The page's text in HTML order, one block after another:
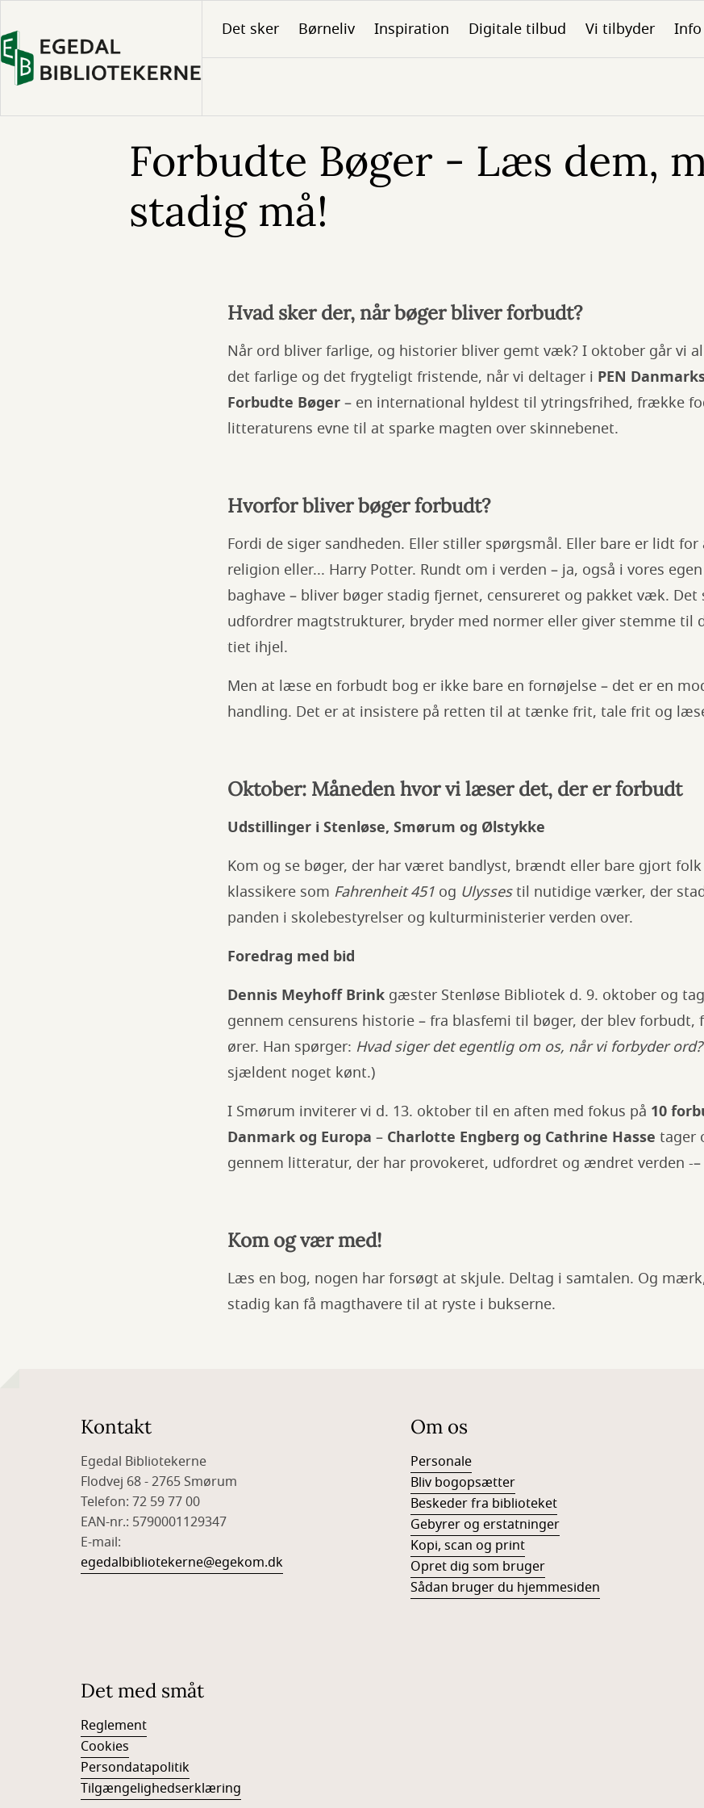
hovedindhold
Det sker Børneliv Inspiration Digitale tilbud Vi tilbyder Info
Forbudte Bøger - Læs dem,
stadig må!
Hvad sker der, når bøger bliver forbudt?
Når ord bliver farlige, og historier bliver gemt væk? I oktober går vi
det farlige og det frygteligt fristende, når vi deltager i PEN
Forbudte Bøger– en international hyldest til ytringsfrihed, frække
litteraturens evne til at sparke magten over skinnebenet.
Hvorfor bliver bøger forbudt?
Fordi de siger sandheden. Eller stiller spørgsmål. Eller bare er lidt
religion eller... Harry Potter. Rundt om i verden – ja, også i vores
baghave – bliver bøger stadig fjernet, censureret og pakket væk.
udfordrer magtstrukturer, bryder med normer eller giver stemme til
tiet ihjel.
Men at læse en forbudt bog er ikke bare en fornøjelse – det er en
handling. Det er at insistere på retten til at tænke frit, tale frit og
Oktober: Måneden hvor vi læser det, der er forbudt
Udstillinger i Stenløse, Smørum og Ølstykke
Kom og se bøger, der har været bandlyst, brændt eller bare gjort folk
klassikere som Fahrenheit 451 og Ulyssestil nutidige værker, der
panden i skolebestyrelser og kulturministerier verden over.
Foredrag med bid
Dennis Meyhoff Brink gæster Stenløse Bibliotek d. 9. oktober og
gennem censurens historie – fra blasfemi til bøger, der blev forbudt,
ører. Han spørger: Hvad siger det egentlig om os, når vi forbyder ord?
sjældent noget kønt.)
I Smørum inviterer vi d. 13. oktober til en aften med fokus på 10
Danmark og Europa – Charlotte Engberg og Cathrine Hasse tager
gennem litteratur, der har provokeret, udfordret og ændret verden -–
Kom og vær med!
Læs en bog, nogen har forsøgt at skjule. Deltag i samtalen. Og
stadig kan få magthavere til at ryste i bukserne.
Kontakt
Egedal Bibliotekerne
Flodvej 68 - 2765 Smørum
Telefon: 72 59 77 00
EAN-nr.: 5790001129347
​E-mail:
egedalbibliotekerne@egekom.dk
Om os
Personale
Bliv bogopsætter
Beskeder fra biblioteket
Gebyrer og erstatninger
Kopi, scan og print
Opret dig som bruger
Sådan bruger du hjemmesiden
Det med småt
Reglement
Cookies
Persondatapolitik
Tilgængelighedserklæring